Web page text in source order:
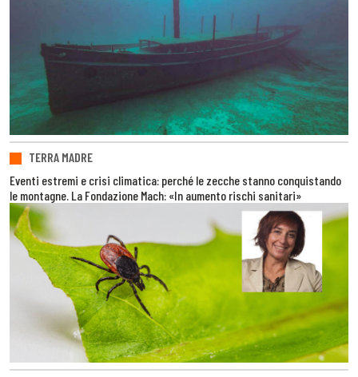
TERRA MADRE
Eventi estremi e crisi climatica: perché le zecche stanno conquistando
le montagne. La Fondazione Mach: «In aumento rischi sanitari»